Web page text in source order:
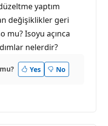
yaptım
değişiklikler geri
mu? Isoyu açınca
nelerdir?
Yes No